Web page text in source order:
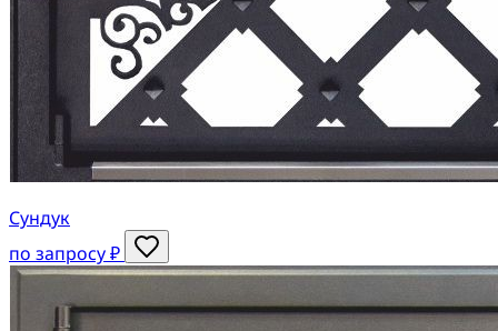
Сундук
по запросу ₽